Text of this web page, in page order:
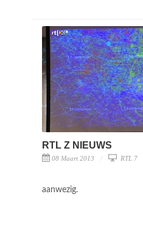
RTL Z NIEUWS
08 Maart 2013 RTL 7
aanwezig.